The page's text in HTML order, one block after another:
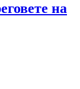
на